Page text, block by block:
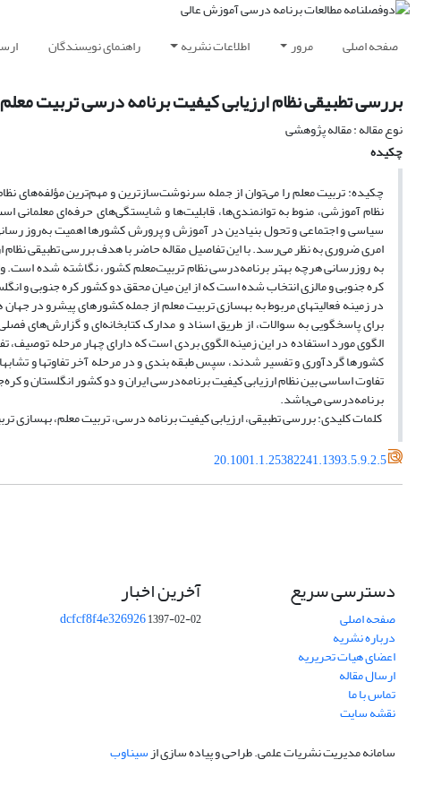
صفحه اصلی مرور اطلاعات نشریه راهنمای نویسندگان
بررسی تطبیقی نظام ارزیابی کیفیت برنامه درسی تربیت
نوع مقاله : مقاله پژوهشی
چکیده
چکیده: تربیت معلم را می‌توان از جمله سرنوشت‌سازترین و مهم‌ترین مؤلفه‌های
نظام آموزشی، منوط به توانمندی‌ها، قابلیت‌ها و شایستگی‌های حرفه‌ای
سیاسی و اجتماعی و تحول بنیادین در آموزش و پرورش کشورها اهمیت به‌روز
امری ضروری به نظر می‌رسد. با این تفاصیل مقاله حاضر با هدف بررسی تطبیقی نظام
به روزرسانی هرچه بهتر برنامه‌درسی نظام تربیت‌معلم کشور، نگاشته شده است.
کره جنوبی و مالزی انتخاب شده است که از این میان محقق دو کشور کره جنوبی و
در زمینه فعالیتهای مربوط به بهسازی تربیت معلم از جمله کشورهای پیشرو در
برای پاسخگویی به سوالات، از طریق اسناد و مدارک کتابخانه‌ای و گزارش‌های
الگوی مورد استفاده در این زمینه الگوی بردی است که دارای چهار مرحله توصیف،
کشور‌ها گردآوری و تفسیر شدند، سپس طبقه بندی و در مرحله آخر تفاوتها و
تفاوت اساسی بین نظام ارزیابی کیفیت برنامه‌درسی ایران و دو کشور انگلستان و
برنامه‌درسی می‌باشد.
کلمات کلیدی: بررسی تطبیقی، ارزیابی کیفیت برنامه درسی، تربیت معلم، بهسازی
20.1001.1.25382241.1393.5.9.2.5
دسترسی سریع
صفحه اصلی
درباره نشریه
اعضای هیات تحریریه
ارسال مقاله
تماس با ما
نقشه سایت
آخرین اخبار
dcfcf8f4e3269261397-02-02
سامانه مدیریت نشریات علمی.طراحی و پیاده سازی ازسیناوب